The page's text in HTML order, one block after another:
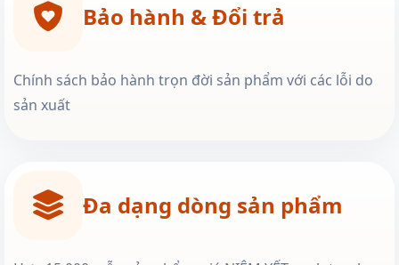
Bảo hành & Đổi trả
Chính sách bảo hành trọn đời sản phẩm với các lỗi do
sản xuất
Đa dạng dòng sản phẩm